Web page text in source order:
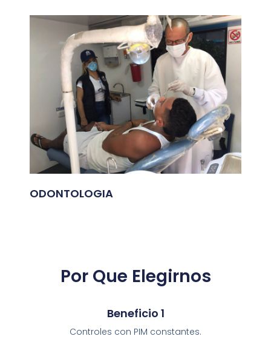
ODONTOLOGIA
Por Que Elegirnos
Beneficio 1
Controles con PIM constantes.